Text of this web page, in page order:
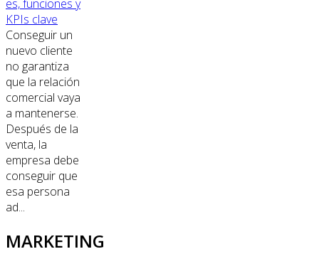
es, funciones y
KPIs clave
Conseguir un
nuevo cliente
no garantiza
que la relación
comercial vaya
a mantenerse.
Después de la
venta, la
empresa debe
conseguir que
esa persona
ad...
MARKETING